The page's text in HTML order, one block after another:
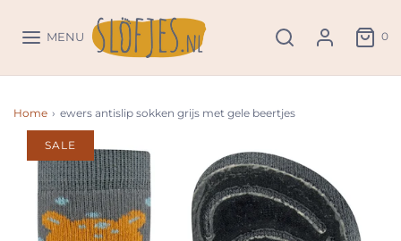
MENU 0
Home › ewers antislip sokken grijs met gele beertjes
SALE